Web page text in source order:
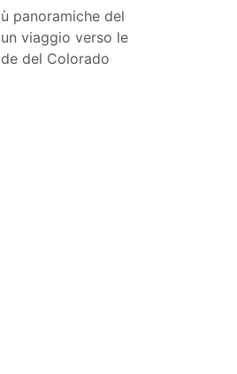
panoramiche del
viaggio verso le
del Colorado